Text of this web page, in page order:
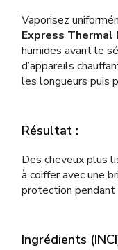
Vaporisez
Express
humides avant le
d’appareils
les longueurs puis
Résultat :
Des cheveux plus
à coiffer avec une
protection pendant
Ingrédients